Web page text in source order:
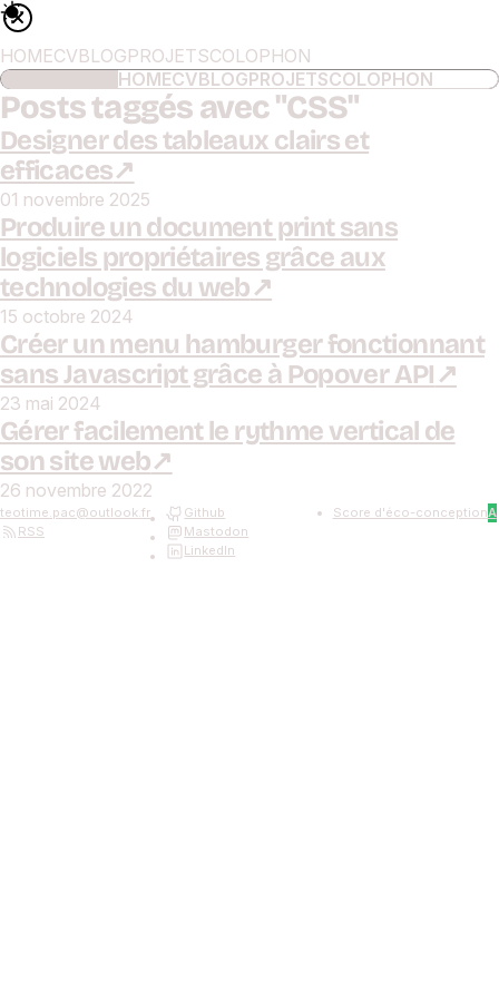
HOMECVBLOGPROJETSCOLOPHON
NAVIGATION HOMECVBLOGPROJETSCOLOPHON
Posts taggés avec "CSS"
Designer des tableaux clairs et
efficaces
01 novembre 2025
Produire un document print sans
logiciels propriétaires grâce aux
technologies du web
15 octobre 2024
Créer un menu hamburger fonctionnant
sans Javascript grâce à Popover API
23 mai 2024
Gérer facilement le rythme vertical de
son site web
26 novembre 2022
teotime.pac@outlook.fr
RSS
Github
Mastodon
LinkedIn
Score d'éco-conceptionA